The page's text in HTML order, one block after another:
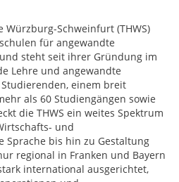
Würzburg-Schweinfurt (THWS)
für angewandte
steht seit ihrer Gründung im
Lehre und angewandte
einem breit
als 60 Studiengängen sowie
die THWS ein weites Spektrum
und
Sprache bis hin zu Gestaltung
regional in Franken und Bayern
international ausgerichtet,